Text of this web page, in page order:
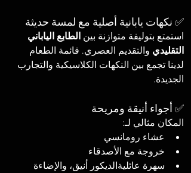
✅ نكهات يابانية أصلية مع لمسة حديثة
استمتع بتوليفة متوازنة بين الطابع الياباني
التقليدي والتقديم العصري. قائمة الطعام
لدينا تجمع بين النكهات الكلاسيكية والتجارب
الجديدة.
✅ أجواء أنيقة ومريحة
المكان مثالي لـ:
عشاء رومانسي
خروجة مع الأصدقاء
سهرة عائليةالديكور أنيق، والإضاءة